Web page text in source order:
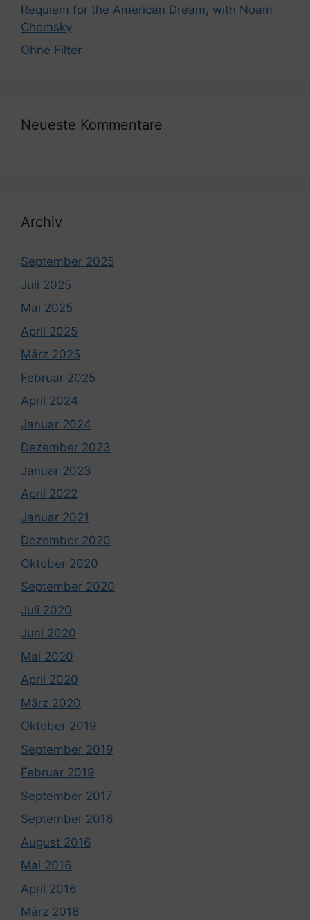
Requiem for the American Dream, with Noam
Chomsky
Ohne Filter
Neueste Kommentare
Archiv
September 2025
Juli 2025
Mai 2025
April 2025
März 2025
Februar 2025
April 2024
Januar 2024
Dezember 2023
Januar 2023
April 2022
Januar 2021
Dezember 2020
Oktober 2020
September 2020
Juli 2020
Juni 2020
Mai 2020
April 2020
März 2020
Oktober 2019
September 2019
Februar 2019
September 2017
September 2016
August 2016
Mai 2016
April 2016
März 2016